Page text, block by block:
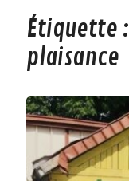
Étiquette :
plaisance